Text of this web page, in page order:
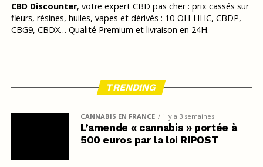
CBD Discounter, votre expert CBD pas cher : prix cassés sur
fleurs, résines, huiles, vapes et dérivés : 10-OH-HHC, CBDP,
CBG9, CBDX… Qualité Premium et livraison en 24H.
TRENDING
CANNABIS EN FRANCE il y a 3 semaines
L’amende « cannabis » portée à
500 euros par la loi RIPOST